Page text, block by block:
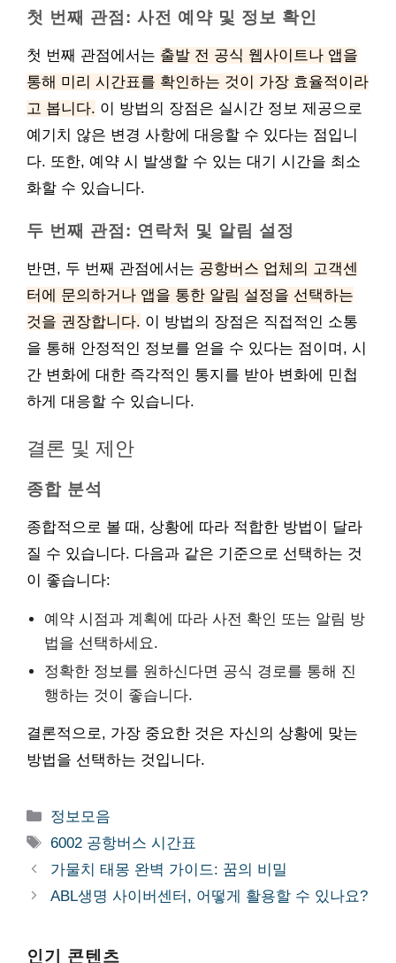
첫 번째 관점: 사전 예약 및 정보 확인
첫 번째 관점에서는 출발 전 공식 웹사이트나 앱을
통해 미리 시간표를 확인하는 것이 가장 효율적이라
고 봅니다. 이 방법의 장점은 실시간 정보 제공으로
예기치 않은 변경 사항에 대응할 수 있다는 점입니
다. 또한, 예약 시 발생할 수 있는 대기 시간을 최소
화할 수 있습니다.
두 번째 관점: 연락처 및 알림 설정
반면, 두 번째 관점에서는 공항버스 업체의 고객센
터에 문의하거나 앱을 통한 알림 설정을 선택하는
것을 권장합니다. 이 방법의 장점은 직접적인 소통
을 통해 안정적인 정보를 얻을 수 있다는 점이며, 시
간 변화에 대한 즉각적인 통지를 받아 변화에 민첩
하게 대응할 수 있습니다.
결론 및 제안
종합 분석
종합적으로 볼 때, 상황에 따라 적합한 방법이 달라
질 수 있습니다. 다음과 같은 기준으로 선택하는 것
이 좋습니다:
예약 시점과 계획에 따라 사전 확인 또는 알림 방
법을 선택하세요.
정확한 정보를 원하신다면 공식 경로를 통해 진
행하는 것이 좋습니다.
결론적으로, 가장 중요한 것은 자신의 상황에 맞는
방법을 선택하는 것입니다.
카
테
리
정보모음
태
그
6002 공항버스 시간표
가물치 태몽 완벽 가이드: 꿈의 비밀
ABL생명 사이버센터, 어떻게 활용할 수 있나요?
인기 콘텐츠